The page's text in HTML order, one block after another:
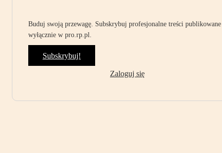
Buduj swoją przewagę. Subskrybuj profesjonalne treści publikowane
wyłącznie w pro.rp.pl.
Subskrybuj!
Zaloguj się